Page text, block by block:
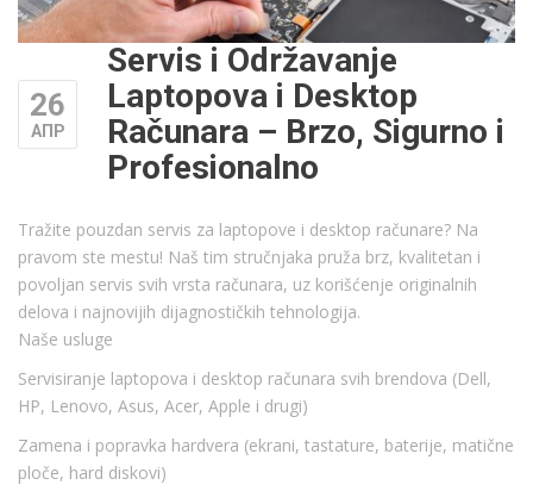
26
АПР
Servis i Održavanje
Laptopova i Desktop
Računara – Brzo, Sigurno i
Profesionalno
Tražite pouzdan servis za laptopove i desktop računare? Na
pravom ste mestu! Naš tim stručnjaka pruža brz, kvalitetan i
povoljan servis svih vrsta računara, uz korišćenje originalnih
delova i najnovijih dijagnostičkih tehnologija.
Naše usluge
Servisiranje laptopova i desktop računara svih brendova (Dell,
HP, Lenovo, Asus, Acer, Apple i drugi)
Zamena i popravka hardvera (ekrani, tastature, baterije, matične
ploče, hard diskovi)